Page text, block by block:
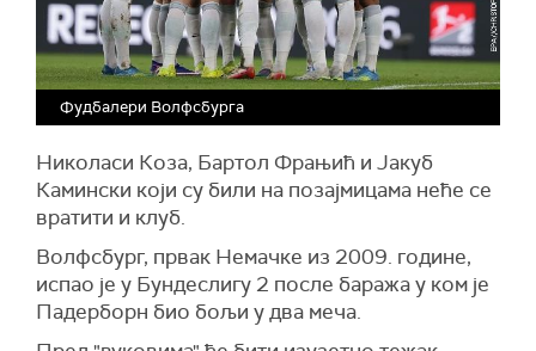
Фудбалери Волфсбурга
Николаси Коза, Бартол Фрањић и Јакуб
Камински који су били на позајмицама неће се
вратити и клуб.
Волфсбург, првак Немачке из 2009. године,
испао је у Бундеслигу 2 после баража у ком је
Падерборн био бољи у два меча.